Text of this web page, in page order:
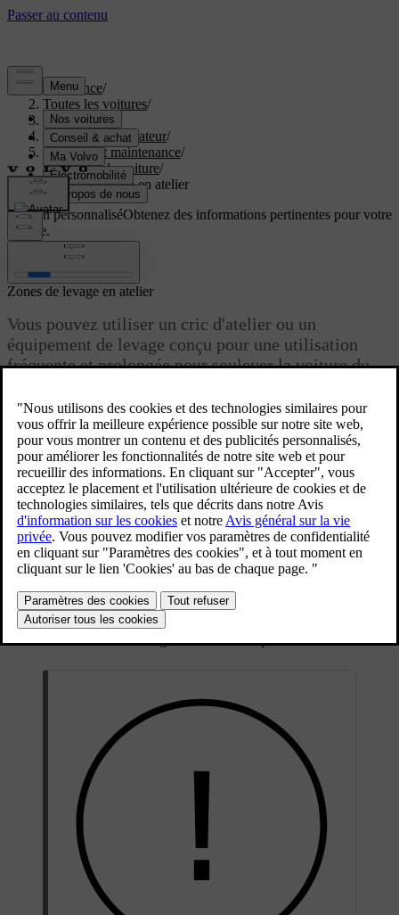
Assistance/
Toutes les voitures/
EX60 2027/
Manuel de l'utilisateur/
Entretien et maintenance/
Soulever la voiture/
Zones de levage en atelier
Soutien personnaliséObtenez des informations pertinentes pour votre
voiture.
Connexion
Mise à jour 30.03.2026
Zones de levage en atelier
Vous pouvez utiliser un cric d'atelier ou un
équipement de levage conçu pour une utilisation
fréquente et prolongée pour soulever la voiture du
qu'il est placé aux endroits destinés au levage de la
voiture.
Les zones de levage à utiliser en combinaison avec un équipement
d'atelier sont situées aux angles extérieurs du plateau de batterie.